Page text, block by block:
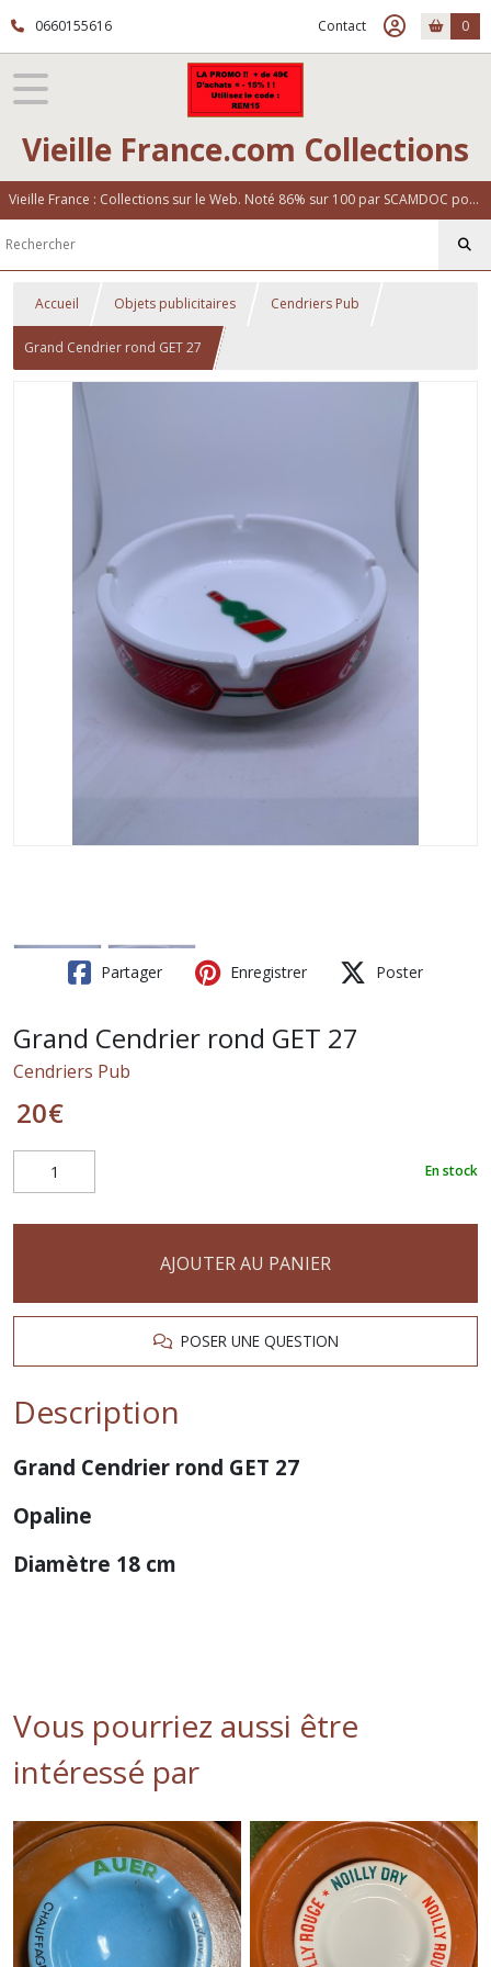
0660155616 Contact 0
Vieille France.com Collections
Vieille France : Collections sur le Web. Noté 86% sur 100 par SCAMDOC pour notre fiabilité
Accueil Objets publicitaires Cendriers Pub
Grand Cendrier rond GET 27
Partager Enregistrer Poster
Grand Cendrier rond GET 27
Cendriers Pub
20€
En stock
AJOUTER AU PANIER
POSER UNE QUESTION
Description
Grand Cendrier rond GET 27
Opaline
Diamètre 18 cm
Vous pourriez aussi être
intéressé par